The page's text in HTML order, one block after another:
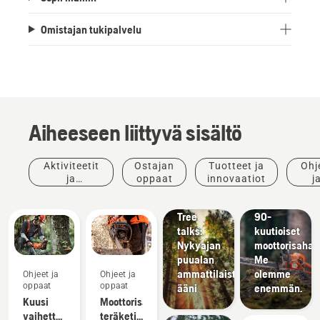
Omistajan tukipalvelu
Aiheeseen liittyvä sisältö
Aktiviteetit
ja
Ostajan
oppaat
Tuotteet ja
innovaatiot
Ohjeet ja
oppaat
Kuusi
vaihetta
Ohjeet ja
oppaat
Moottorisahan
teräketjun
Tarinoita
ja ideoita
Tree
talks:
Nykyajan
puualan
ammattilaisten
ääni
Tuotteet
ja
innovaatiot
90-
kuutioiset
moottorisahat.
Me
olemme
enemmän.